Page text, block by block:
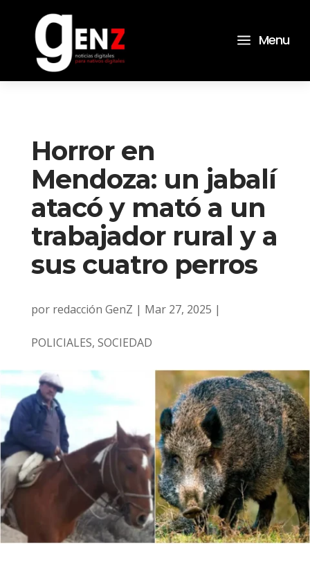
a Menu
Horror en
Mendoza: un jabalí
atacó y mató a un
trabajador rural y a
sus cuatro perros
por redacción GenZ | Mar 27, 2025 |
POLICIALES, SOCIEDAD